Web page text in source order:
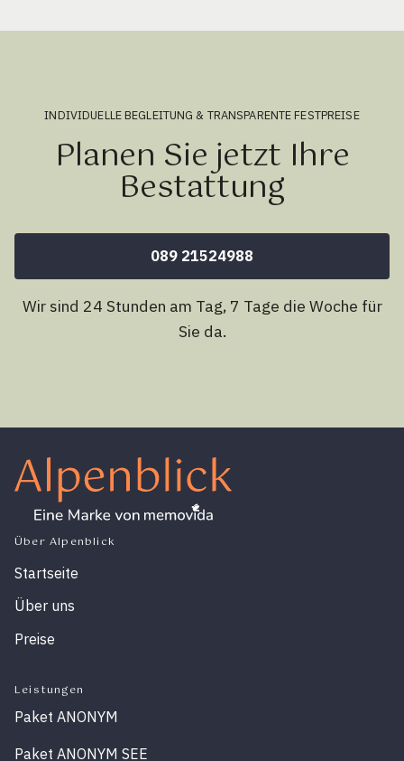
INDIVIDUELLE BEGLEITUNG & TRANSPARENTE FESTPREISE
Planen Sie jetzt Ihre
Bestattung
089 21524988
Wir sind 24 Stunden am Tag, 7 Tage die Woche für
Sie da.
Über Alpenblick
Startseite
Über uns
Preise
Leistungen
Paket ANONYM
Paket ANONYM SEE